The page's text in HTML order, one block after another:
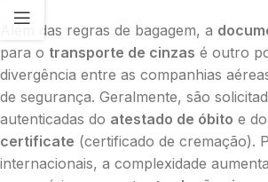
Além das regras de bagagem, a
para o transporte de cinzas é outro
divergência entre as companhias
de segurança. Geralmente, são
autenticadas do atestado de óbito e do
certificate (certificado de cremação).
internacionais, a complexidade